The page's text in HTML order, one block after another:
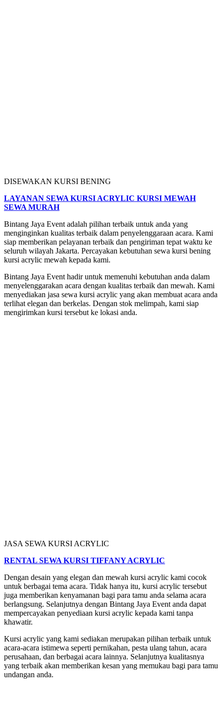
DISEWAKAN KURSI BENING
LAYANAN SEWA KURSI ACRYLIC KURSI MEWAH
SEWA MURAH
Bintang Jaya Event adalah pilihan terbaik untuk anda yang
menginginkan kualitas terbaik dalam penyelenggaraan acara. Kami
siap memberikan pelayanan terbaik dan pengiriman tepat waktu ke
seluruh wilayah Jakarta. Percayakan kebutuhan sewa kursi bening
kursi acrylic mewah kepada kami.
Bintang Jaya Event hadir untuk memenuhi kebutuhan anda dalam
menyelenggarakan acara dengan kualitas terbaik dan mewah. Kami
menyediakan jasa sewa kursi acrylic yang akan membuat acara anda
terlihat elegan dan berkelas. Dengan stok melimpah, kami siap
mengirimkan kursi tersebut ke lokasi anda.
JASA SEWA KURSI ACRYLIC
RENTAL SEWA KURSI TIFFANY ACRYLIC
Dengan desain yang elegan dan mewah kursi acrylic kami cocok
untuk berbagai tema acara. Tidak hanya itu, kursi acrylic tersebut
juga memberikan kenyamanan bagi para tamu anda selama acara
berlangsung. Selanjutnya dengan Bintang Jaya Event anda dapat
mempercayakan penyediaan kursi acrylic kepada kami tanpa
khawatir.
Kursi acrylic yang kami sediakan merupakan pilihan terbaik untuk
acara-acara istimewa seperti pernikahan, pesta ulang tahun, acara
perusahaan, dan berbagai acara lainnya. Selanjutnya kualitasnya
yang terbaik akan memberikan kesan yang memukau bagi para tamu
undangan anda.